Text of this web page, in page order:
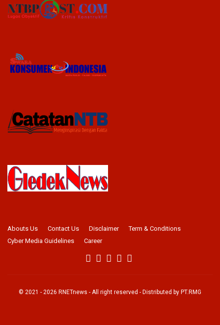
Abouts Us Contact Us Disclaimer
Term & Conditions
Cyber Media Guidelines
Career
© 2021 - 2026 RNETnews - All right reserved - Distributed by PT.RMG